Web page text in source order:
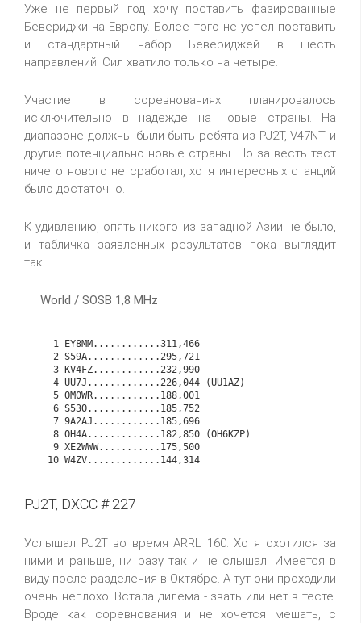
Уже не первый год хочу поставить фазированные
Бевериджи на Европу. Более того не успел поставить
и стандартный набор Бевериджей в шесть
направлений. Сил хватило только на четыре.
Участие в соревнованиях планировалось
исключительно в надежде на новые страны. На
диапазоне должны были быть ребята из PJ2T, V47NT и
другие потенциально новые страны. Но за весть тест
ничего нового не сработал, хотя интересных станций
было достаточно.
К удивлению, опять никого из западной Азии не было,
и табличка заявленных результатов пока выглядит
так:
World / SOSB 1,8 MHz
PJ2T, DXCC # 227
Услышал PJ2T во время ARRL 160. Хотя охотился за
ними и раньше, ни разу так и не слышал. Имеется в
виду после разделения в Октябре. А тут они проходили
очень неплохо. Встала дилема - звать или нет в тесте.
Вроде как соревнования и не хочется мешать, с